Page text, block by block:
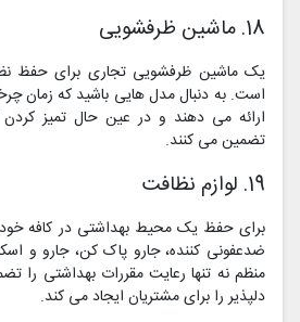
18. ماشین ظرفشویی
یک ماشین ظرفشویی تجاری برای حفظ
است. به دنبال مدل هایی باشید که زمان
ارائه می دهند و در عین حال تمیز
تضمین می کنند.
19. لوازم نظافت
برای حفظ یک محیط بهداشتی در کافه خود،
ضدعفونی کننده، جارو پاک کن، جارو و
منظم نه تنها رعایت مقررات بهداشتی را
دلپذیر را برای مشتریان ایجاد می کند.